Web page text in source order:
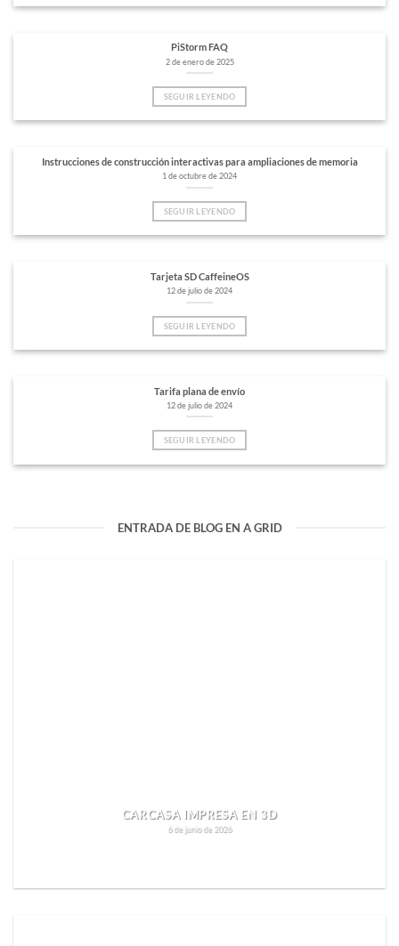
PiStorm FAQ
2 de enero de 2025
SEGUIR LEYENDO
Instrucciones de construcción interactivas para ampliaciones de memoria
1 de octubre de 2024
SEGUIR LEYENDO
Tarjeta SD CaffeineOS
12 de julio de 2024
SEGUIR LEYENDO
Tarifa plana de envío
12 de julio de 2024
SEGUIR LEYENDO
ENTRADA DE BLOG EN A GRID
CARCASA IMPRESA EN 3D
6 de junio de 2026